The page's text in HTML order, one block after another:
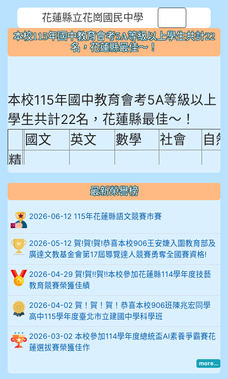
花蓮縣立花崗國民中學
本校115年國中教育會考5A等級以上學生共計22
名，花蓮縣最佳～！
本校115年國中教育會考5A等級以上
學生共計22名，花蓮縣最佳～！
國文 英文 數學 社會 自
精
熟
度
比
例
18.92%18.65%29.19%12.16%
906陳兆宏 5A10+ 作文5
912余 嘉 5A10+
914謝佩臻 5A10+
902蘇奕愷
903陳品帆
最新榮譽榜
2026-06-12 115年花蓮縣語文競賽市賽
2026-05-12 賀!賀!賀!恭喜本校906王安婕入圍教育部及
廣達文教基金會第17屆導覽達人競賽勇奪全國賽資格!
2026-04-29 賀!賀!!賀!!本校參加花蓮縣114學年度技藝
教育競賽榮獲佳績
2026-04-02 賀！賀！賀！恭喜本校906班陳兆宏同學
高中115學年度臺北市立建國中學科學班
2026-03-02 本校參加114學年度總統盃AI素養爭霸賽花
蓮選拔賽榮獲佳作
more...